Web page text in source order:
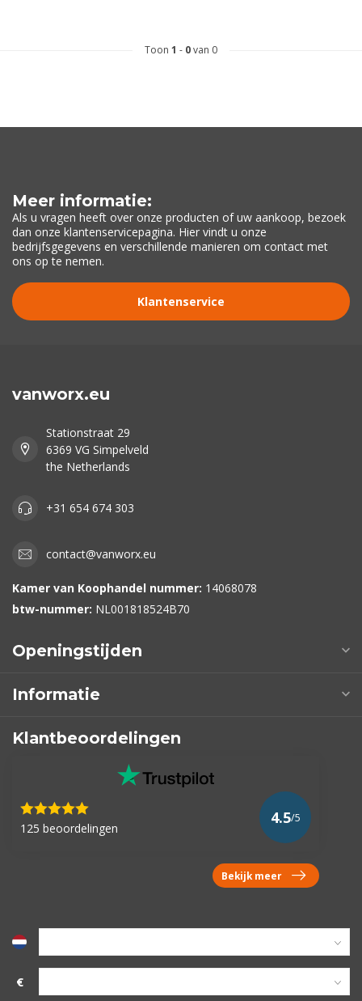
Toon 1 - 0van 0
Meer informatie:
Als u vragen heeft over onze producten of uw aankoop, bezoek
dan onze klantenservicepagina. Hier vindt u onze
bedrijfsgegevens en verschillende manieren om contact met
ons op te nemen.
Klantenservice
vanworx.eu
Stationstraat 29
6369 VG Simpelveld
the Netherlands
+31 654 674 303
contact@vanworx.eu
Kamer van Koophandel nummer: 14068078
btw-nummer: NL001818524B70
Openingstijden
Informatie
Klantbeoordelingen
125 beoordelingen
4.5/5
Bekijk meer
€